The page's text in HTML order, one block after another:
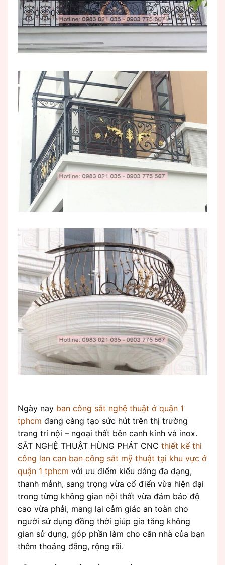
Ngày nay ban công sắt nghệ thuật ở quận 1
tphcm đang càng tạo sức hút trên thị trường
trang trí nội – ngoại thất bên canh kính và inox.
SẮT NGHỆ THUẬT HÙNG PHÁT CNC thiết kế thi
công lan can ban công sắt mỹ thuật tại khu vực ở
quận 1 tphcm với ưu điểm kiểu dáng đa dạng,
thanh mảnh, sang trọng vừa cổ điển vừa hiện đại
trong từng không gian nội thất vừa đảm bảo độ
cao vừa phải, mang lại cảm giác an toàn cho
người sử dụng đồng thời giúp gia tăng không
gian sử dụng, góp phần làm cho căn nhà của bạn
thêm thoáng đãng, rộng rãi.